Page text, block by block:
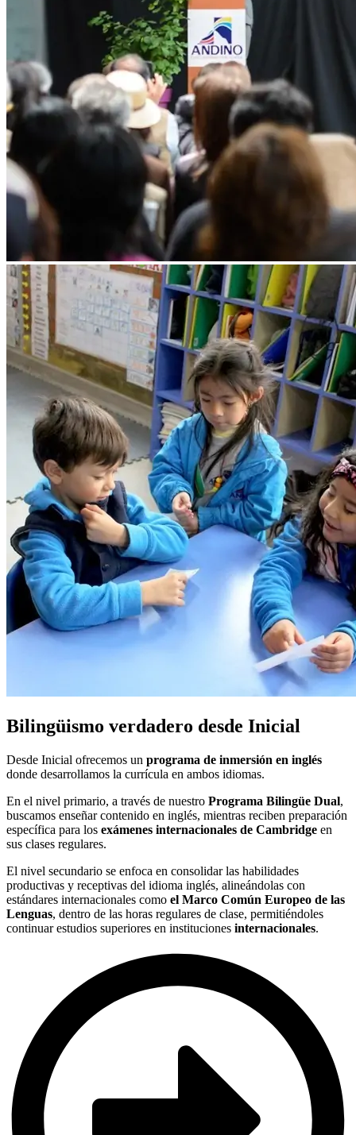
Bilingüismo verdadero desde Inicial
Desde Inicial ofrecemos un programa de inmersión en inglés
donde desarrollamos la currícula en ambos idiomas.
En el nivel primario, a través de nuestro Programa Bilingüe Dual,
buscamos enseñar contenido en inglés, mientras reciben preparación
específica para los exámenes internacionales de Cambridge en
sus clases regulares.
El nivel secundario se enfoca en consolidar las habilidades
productivas y receptivas del idioma inglés, alineándolas con
estándares internacionales como el Marco Común Europeo de las
Lenguas, dentro de las horas regulares de clase, permitiéndoles
continuar estudios superiores en instituciones internacionales.